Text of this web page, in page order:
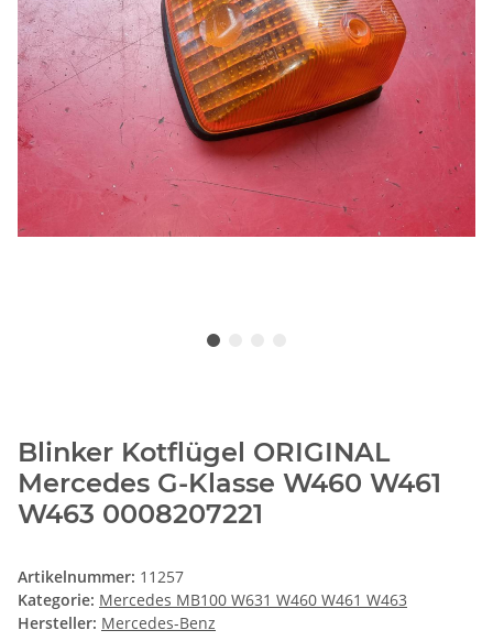
Blinker Kotflügel ORIGINAL
Mercedes G-Klasse W460 W461
W463 0008207221
Artikelnummer: 11257
Kategorie: Mercedes MB100 W631 W460 W461 W463
Hersteller: Mercedes-Benz